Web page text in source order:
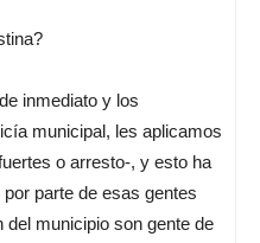
inmediato y los
municipal, les aplicamos
o arresto-, y esto ha
parte de esas gentes
del municipio son gente de